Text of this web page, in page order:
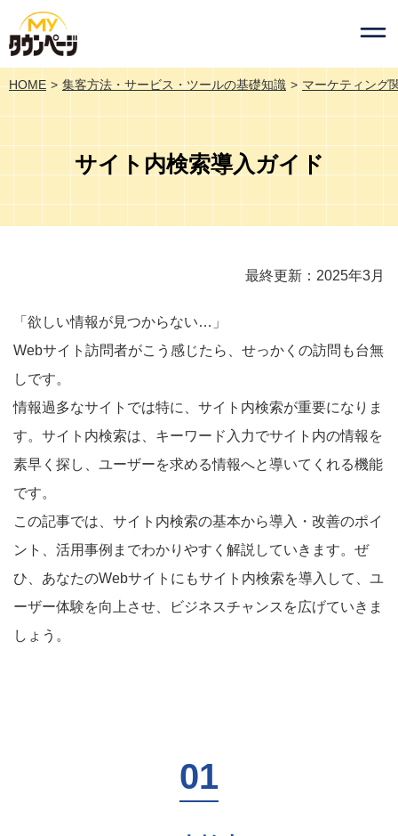
HOME 集客方法・サービス・ツールの基礎知識 マーケティング
サイト内検索導入ガイド
最終更新：2025年3月
「欲しい情報が見つからない…」
Webサイト訪問者がこう感じたら、せっかくの訪問も台無
しです。
情報過多なサイトでは特に、サイト内検索が重要になりま
す。サイト内検索は、キーワード入力でサイト内の情報を
素早く探し、ユーザーを求める情報へと導いてくれる機能
です。
この記事では、サイト内検索の基本から導入・改善のポイ
ント、活用事例までわかりやすく解説していきます。ぜ
ひ、あなたのWebサイトにもサイト内検索を導入して、ユ
ーザー体験を向上させ、ビジネスチャンスを広げていきま
しょう。